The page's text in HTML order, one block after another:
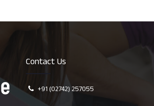
Contact Us
+91 (02742) 257055